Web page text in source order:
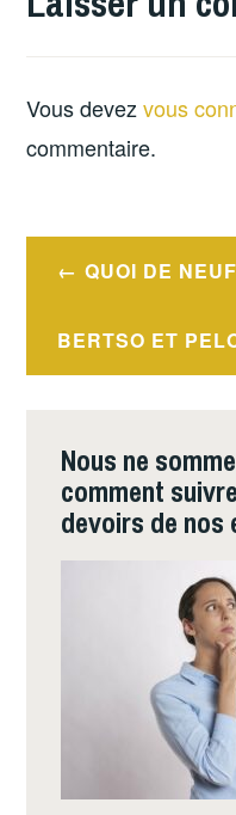
Vous devezvous
commentaire.
Navigation
l’article
QUOI DE
BERTSO ET
Nous ne
comment
devoirs de nos